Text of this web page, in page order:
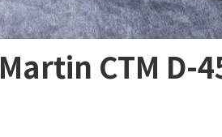
Martin CTM D-